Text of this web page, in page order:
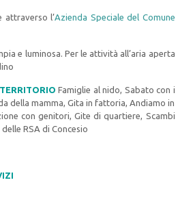
attraverso l’Azienda Speciale del Comune
e luminosa. Per le attività all’aria aperta
Famiglie al nido, Sabato con i
della mamma, Gita in fattoria, Andiamo in
con genitori, Gite di quartiere, Scambi
RSA di Concesio